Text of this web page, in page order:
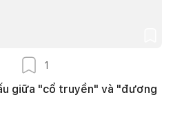
1
giữa "cổ truyền" và "đương